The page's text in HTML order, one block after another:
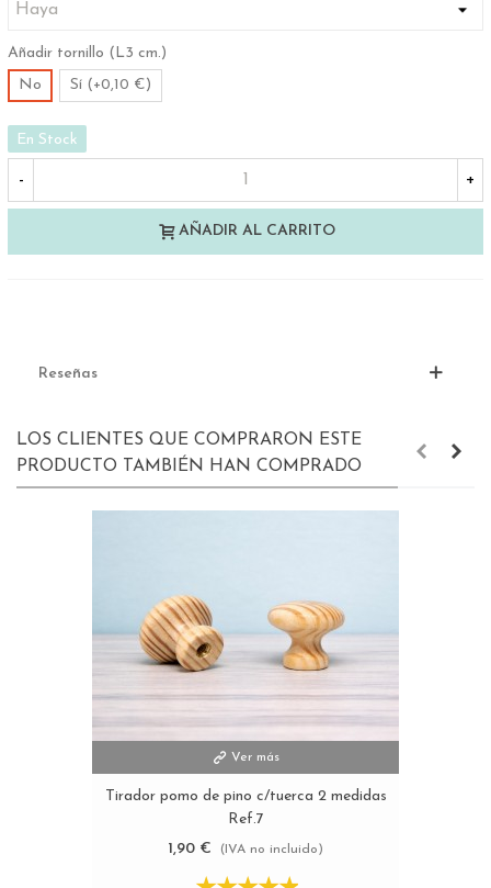
Añadir tornillo (L3 cm.)
No
Sí (+0,10 €)
En Stock
- +
AÑADIR AL CARRITO
Reseñas
LOS CLIENTES QUE COMPRARON ESTE
PRODUCTO TAMBIÉN HAN COMPRADO
Ver más
Tirador pomo de pino c/tuerca 2 medidas
Ref.7
1,90 €
(IVA no incluido)